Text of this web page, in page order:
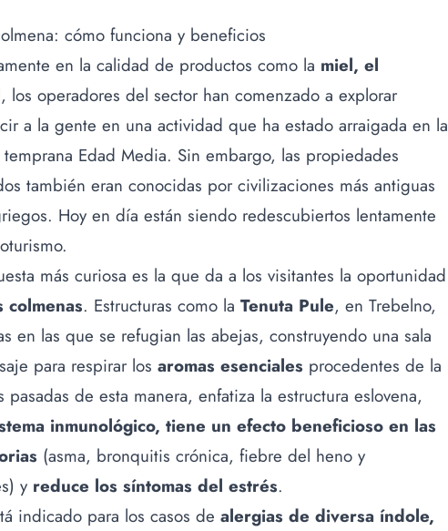
cómo funciona y beneficios
en la calidad de productos como la miel, el
, los operadores del sector han comenzado a explorar
a la gente en una actividad que ha estado arraigada en la
Edad Media. Sin embargo, las propiedades
también eran conocidas por civilizaciones más antiguas
Hoy en día están siendo redescubiertos lentamente
más curiosa es la que da a los visitantes la oportunidad
. Estructuras como la Tenuta Pule, en Trebelno,
en las que se refugian las abejas, construyendo una sala
para respirar los aromas esenciales procedentes de la
de esta manera, enfatiza la estructura eslovena,
inmunológico, tiene un efecto beneficioso en las
(asma, bronquitis crónica, fiebre del heno y
y reduce los síntomas del estrés.
indicado para los casos de alergias de diversa índole,